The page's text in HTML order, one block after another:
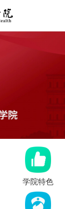
学院特色